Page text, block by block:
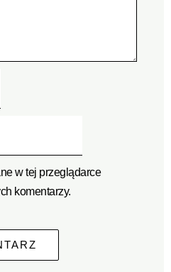
w tej przeglądarce
komentarzy.